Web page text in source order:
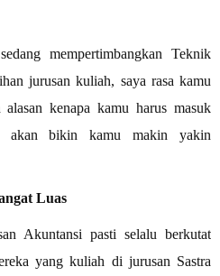
mempertimbangkan Teknik
jurusan kuliah, saya rasa kamu
kenapa kamu harus masuk
akan bikin kamu makin yakin
Luas
Akuntansi pasti selalu berkutat
yang kuliah di jurusan Sastra